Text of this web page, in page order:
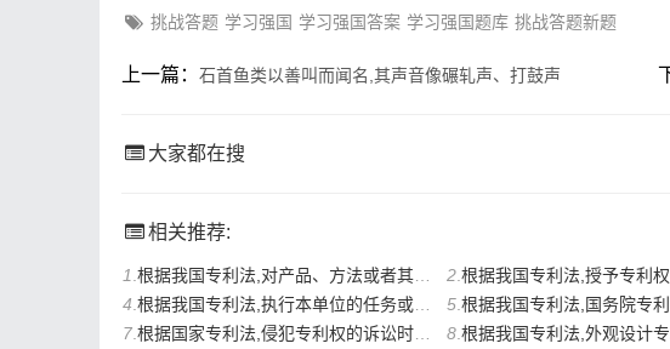
挑战答题 学习强国 学习强国答案 学习强国题库 挑战答题新题
上一篇： 石首鱼类以善叫而闻名,其声音像碾轧声、打鼓声
大家都在搜
相关推荐:
1 根据我国专利法,对产品、方法或者其改进所提出的新的技术方案是指()。 2 .根据我国专利法,授予专利权的发明和实用新型,应当具备
4 根据我国专利法,执行本单位的任务或者主要是利用本单位的物质技术条件所完成的发明创 5 .根据我国专利法,国务院专利行政部门收到专利申请文件之日为申
7 根据国家专利法,侵犯专利权的诉讼时效为(),自专利权人或者利害关系人知道或者应该知道 8 .根据我国专利法,外观设计专利权的期限为(),自